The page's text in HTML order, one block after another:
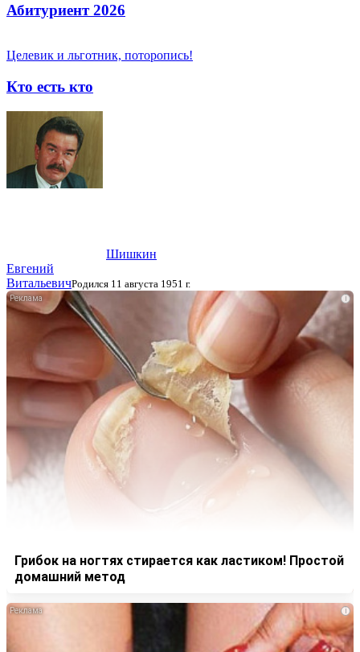
Абитуриент 2026
Целевик и льготник, поторопись!
Кто есть кто
Шишкин
Евгений
ВитальевичРодился 11 августа 1951 г.
i
Грибок на ногтях стирается как ластиком! Простой
домашний метод
i